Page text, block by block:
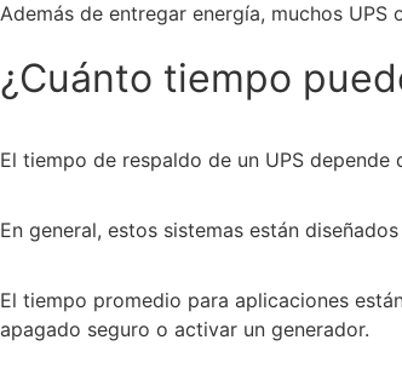
Además de entregar energía, muchos
¿Cuánto tiempo
El tiempo de respaldo de un UPS
En general, estos sistemas están
El tiempo promedio para aplicaciones
apagado seguro o activar un generador.